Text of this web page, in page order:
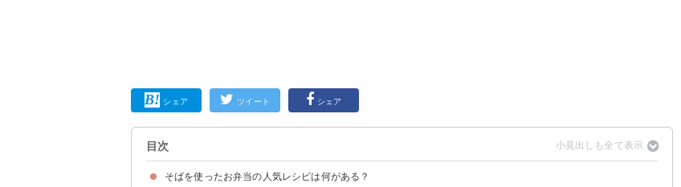
シェア ツイート シェア
目次
そばを使ったお弁当の人気レシピは何がある？